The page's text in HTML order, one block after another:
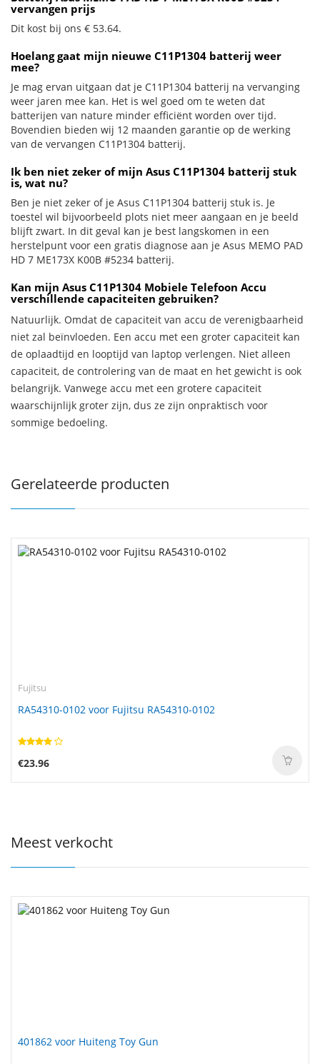
vervangen prijs
Dit kost bij ons € 53.64.
Hoelang gaat mijn nieuwe C11P1304 batterij weer
mee?
Je mag ervan uitgaan dat je C11P1304 batterij na vervanging
weer jaren mee kan. Het is wel goed om te weten dat
batterijen van nature minder efficiënt worden over tijd.
Bovendien bieden wij 12 maanden garantie op de werking
van de vervangen C11P1304 batterij.
Ik ben niet zeker of mijn Asus C11P1304 batterij stuk
is, wat nu?
Ben je niet zeker of je Asus C11P1304 batterij stuk is. Je
toestel wil bijvoorbeeld plots niet meer aangaan en je beeld
blijft zwart. In dit geval kan je best langskomen in een
herstelpunt voor een gratis diagnose aan je Asus MEMO PAD
HD 7 ME173X K00B #5234 batterij.
Kan mijn Asus C11P1304 Mobiele Telefoon Accu
verschillende capaciteiten gebruiken?
Natuurlijk. Omdat de capaciteit van accu de verenigbaarheid
niet zal beïnvloeden. Een accu met een groter capaciteit kan
de oplaadtijd en looptijd van laptop verlengen. Niet alleen
capaciteit, de controlering van de maat en het gewicht is ook
belangrijk. Vanwege accu met een grotere capaciteit
waarschijnlijk groter zijn, dus ze zijn onpraktisch voor
sommige bedoeling.
Gerelateerde producten
Fujitsu
RA54310-0102 voor Fujitsu RA54310-0102
€23.96
Meest verkocht
401862 voor Huiteng Toy Gun